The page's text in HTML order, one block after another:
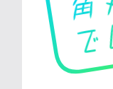
ゴ